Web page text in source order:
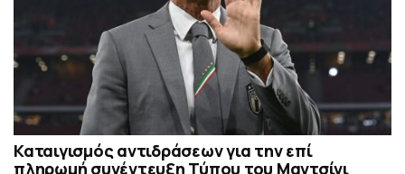
Καταιγισμός αντιδράσεων για την επί
πληρωμή συνέντευξη Τύπου του Μαντσίνι